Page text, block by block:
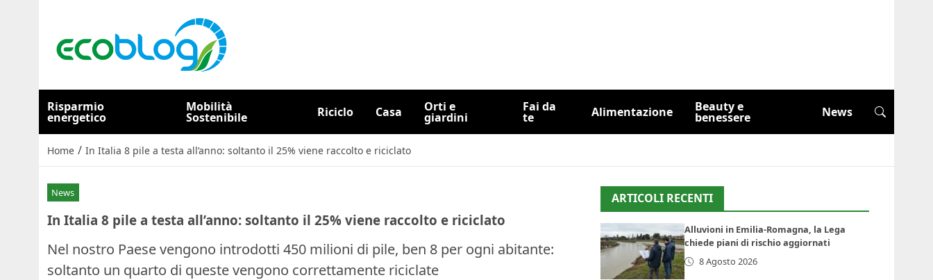
Risparmio
energetico
Mobilità
Sostenibile Riciclo Casa Orti e
giardini
Fai da
te Alimentazione Beauty e
benessere News
Home / In Italia 8 pile a testa all’anno: soltanto il 25% viene raccolto e riciclato
News
In Italia 8 pile a testa all’anno: soltanto il 25% viene raccolto e riciclato
Nel nostro Paese vengono introdotti 450 milioni di pile, ben 8 per ogni abitante:
soltanto un quarto di queste vengono correttamente riciclate
ARTICOLI RECENTI
Alluvioni in Emilia-Romagna, la Lega
chiede piani di rischio aggiornati
8 Agosto 2026